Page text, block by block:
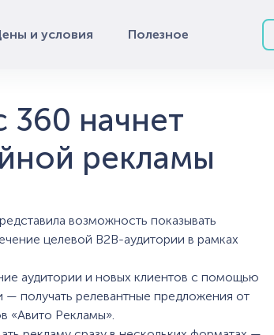
и условия Полезное
360 начнет
рекламы
возможность показывать
целевой B2B-аудитории в рамках
аудитории и новых клиентов с помощью
— получать релевантные предложения от
«Авито Рекламы».